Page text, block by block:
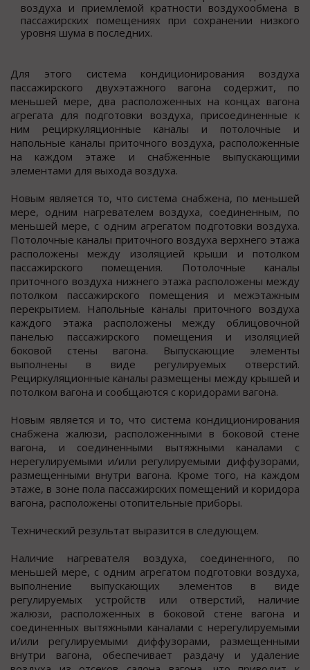
воздуха и приемлемой кратности воздухообмена в
пассажирских помещениях при сохранении низкого
уровня шума в последних.
Для этого система кондиционирования воздуха
пассажирского двухэтажного вагона содержит, по
меньшей мере, два расположенных на концах вагона
агрегата для подготовки воздуха, присоединенные к
ним рециркуляционные каналы и потолочные и
напольные каналы приточного воздуха, расположенные
на каждом этаже и снабженные выпускающими
элементами для выхода воздуха.
Новым является то, что система снабжена, по меньшей
мере, одним нагревателем воздуха, соединенным, по
меньшей мере, с одним агрегатом подготовки воздуха.
Потолочные каналы приточного воздуха верхнего этажа
расположены между изоляцией крыши и потолком
пассажирского помещения. Потолочные каналы
приточного воздуха нижнего этажа расположены между
потолком пассажирского помещения и межэтажным
перекрытием. Напольные каналы приточного воздуха
каждого этажа расположены между облицовочной
панелью пассажирского помещения и изоляцией
боковой стены вагона. Выпускающие элементы
выполнены в виде регулируемых отверстий.
Рециркуляционные каналы размещены между крышей и
потолком вагона и сообщаются с коридорами вагона.
Новым является и то, что система кондиционирования
снабжена жалюзи, расположенными в боковой стене
вагона, и соединенными вытяжными каналами с
нерегулируемыми и/или регулируемыми диффузорами,
размещенными внутри вагона. Кроме того, на каждом
этаже, в зоне пола пассажирских помещений и коридора
вагона, расположены отопительные приборы.
Технический результат выразится в следующем.
Наличие нагревателя воздуха, соединенного, по
меньшей мере, с одним агрегатом подготовки воздуха,
выполнение выпускающих элементов в виде
регулируемых устройств или отверстий, наличие
жалюзи, расположенных в боковой стене вагона и
соединенных вытяжными каналами с нерегулируемыми
и/или регулируемыми диффузорами, размещенными
внутри вагона, обеспечивает раздачу и удаление